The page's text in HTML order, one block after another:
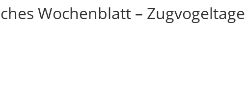
Wochenblatt – Zugvogeltage